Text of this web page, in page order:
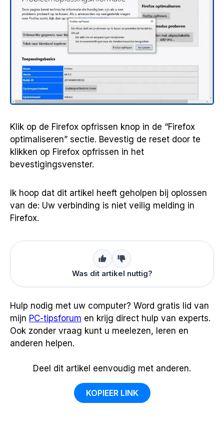
Klik op de Firefox opfrissen knop in de “Firefox
optimaliseren” sectie. Bevestig de reset door te
klikken op Firefox opfrissen in het
bevestigingsvenster.
Ik hoop dat dit artikel heeft geholpen bij oplossen
van de: Uw verbinding is niet veilig melding in
Firefox.
Was dit artikel nuttig?
Hulp nodig met uw computer? Word gratis lid van
mijn PC-tipsforum en krijg direct hulp van experts.
Ook zonder vraag kunt u meelezen, leren en
anderen helpen.
Deel dit artikel eenvoudig met anderen.
KOPIEER LINK